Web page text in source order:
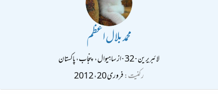
محمد بلال اعظم
لائبریرین·
·ازساہیوال، پنجاب، پاکستان
رکنیت فروری 20، 2012